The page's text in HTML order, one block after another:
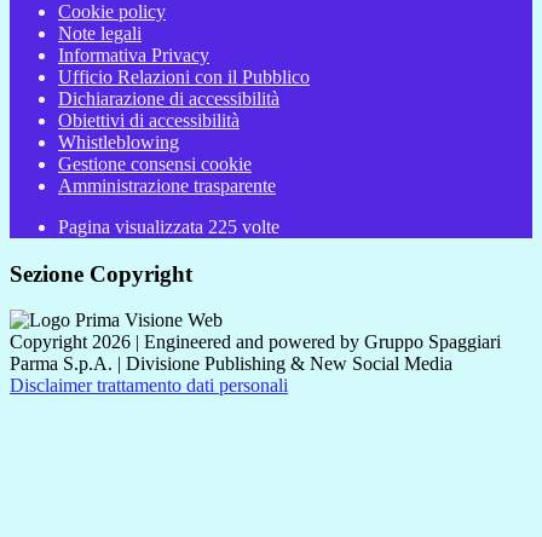
Cookie policy
Note legali
Informativa Privacy
Ufficio Relazioni con il Pubblico
Dichiarazione di accessibilità
Obiettivi di accessibilità
Whistleblowing
Gestione consensi cookie
Amministrazione trasparente
Pagina visualizzata 225 volte
Sezione Copyright
Copyright 2026 | Engineered and powered by Gruppo Spaggiari
Parma S.p.A. | Divisione Publishing & New Social Media
Disclaimer trattamento dati personali